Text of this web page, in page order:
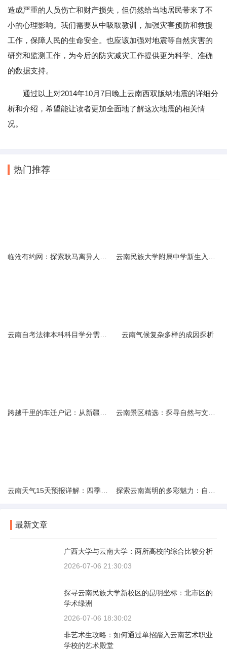
造成严重的人员伤亡和财产损失，但仍然给当地居民带来了不
小的心理影响。我们需要从中吸取教训，加强灾害预防和救援
工作，保障人民的生命安全。也应该加强对地震等自然灾害的
研究和监测工作，为今后的防灾减灾工作提供更为科学、准确
的数据支持。
通过以上对2014年10月7日晚上云南西双版纳地震的详细分
析和介绍，希望能让读者更加全面地了解这次地震的相关情
况。
热门推荐
云南气候复杂多样的成因探析
最新文章
广西大学与云南大学：两所高校的综合比较分析
2026-07-06 21:30:03
探寻云南民族大学新校区的昆明坐标：北市区的
学术绿洲
2026-07-06 18:30:02
非艺术生攻略：如何通过单招踏入云南艺术职业
学校的艺术殿堂